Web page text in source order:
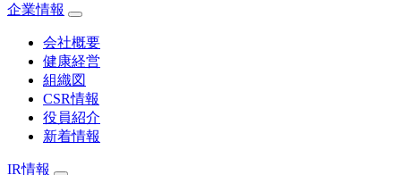
企業情報
会社概要
健康経営
組織図
CSR情報
役員紹介
新着情報
IR情報